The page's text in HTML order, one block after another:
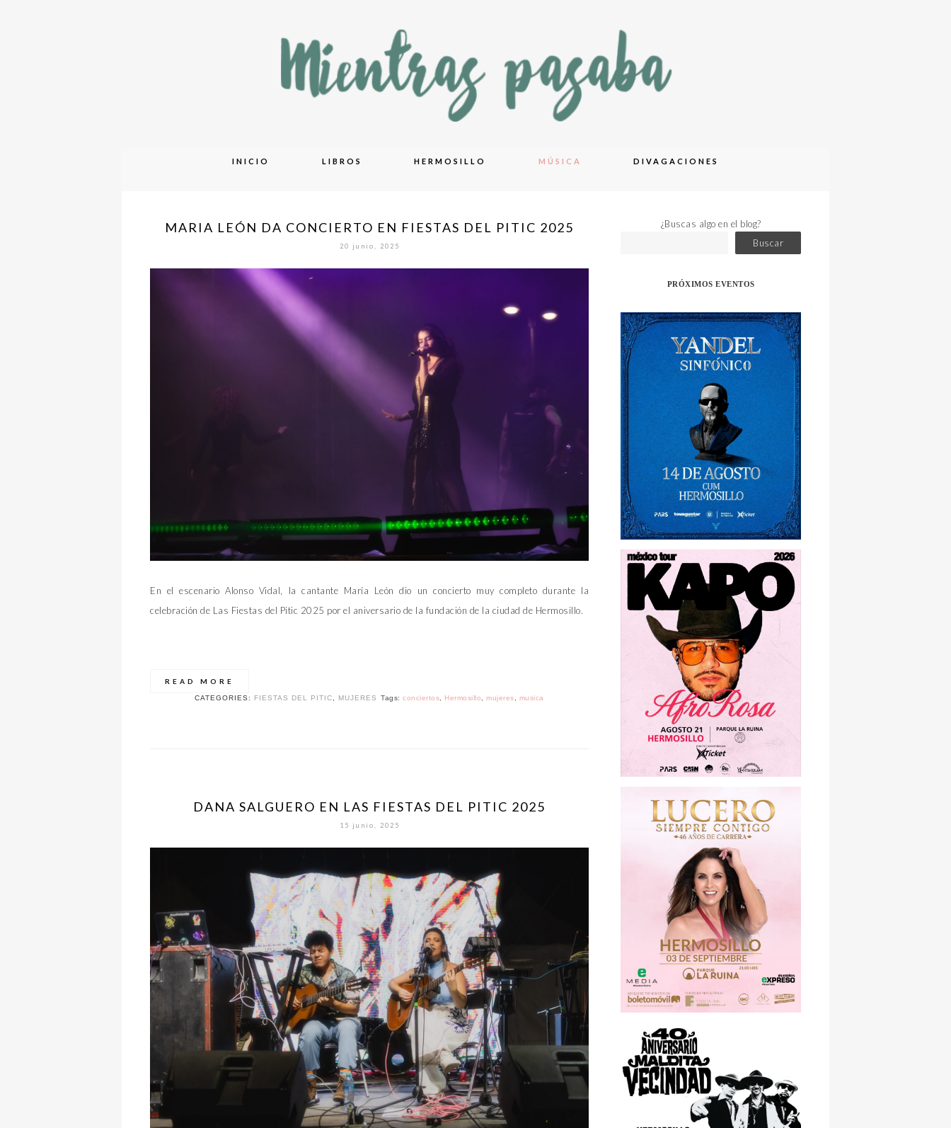
INICIO LIBROS HERMOSILLO MÚSICA DIVAGACIONES
MARIA LEÓN DA CONCIERTO EN FIESTAS DEL PITIC 2025
20 junio, 2025
En el escenario Alonso Vidal, la cantante María León dio un concierto muy completo durante la
celebración de Las Fiestas del Pitic 2025 por el aniversario de la fundación de la ciudad de Hermosillo.
READ MORE
CATEGORIES: FIESTAS DEL PITIC, MUJERES Tags:conciertos, Hermosillo,mujeres, musica
DANA SALGUERO EN LAS FIESTAS DEL PITIC 2025
15 junio, 2025
¿Buscas algo en el blog?
Buscar
PRÓXIMOS EVENTOS